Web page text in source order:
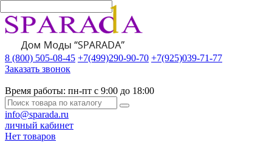
8 (800) 505-08-45 +7(499)290-90-70 +7(925)039-71-77
Заказать звонок
Время работы: пн-пт с 9:00 до 18:00
info@sparada.ru
личный кабинет
Нет товаров